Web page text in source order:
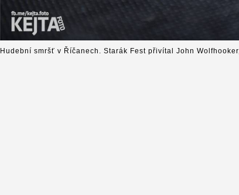
Hudební smršť v Říčanech. Starák Fest přivítal John